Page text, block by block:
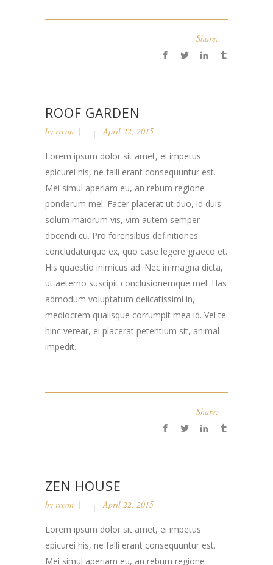
Share:
ROOF GARDEN
by rrcon April 22, 2015
Lorem ipsum dolor sit amet, ei impetus
epicurei his, ne falli erant consequuntur est.
Mei simul aperiam eu, an rebum regione
ponderum mel. Facer placerat ut duo, id duis
solum maiorum vis, vim autem semper
docendi cu. Pro forensibus definitiones
concludaturque ex, quo case legere graeco et.
His quaestio inimicus ad. Nec in magna dicta,
ut aeterno suscipit conclusionemque mel. Has
admodum voluptatum delicatissimi in,
mediocrem qualisque corrumpit mea id. Vel te
hinc verear, ei placerat petentium sit, animal
impedit...
Share:
ZEN HOUSE
by rrcon April 22, 2015
Lorem ipsum dolor sit amet, ei impetus
epicurei his, ne falli erant consequuntur est.
Mei simul aperiam eu, an rebum regione